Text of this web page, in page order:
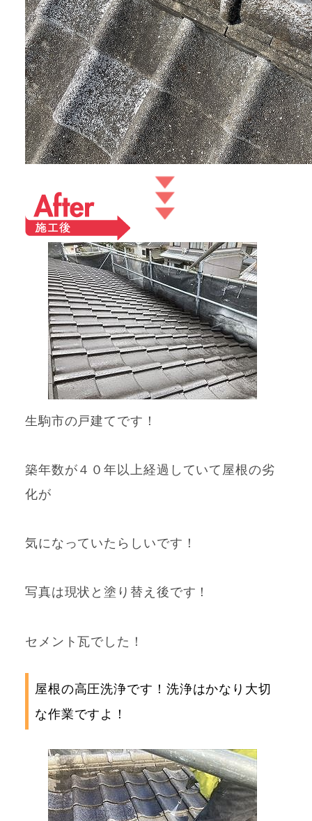
生駒市の戸建てです！
築年数が４０年以上経過していて屋根の劣
化が
気になっていたらしいです！
写真は現状と塗り替え後です！
セメント瓦でした！
屋根の高圧洗浄です！洗浄はかなり大切
な作業ですよ！